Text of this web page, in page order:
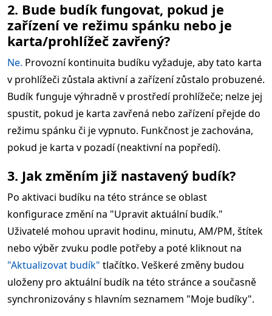
2. Bude budík fungovat, pokud je
zařízení ve režimu spánku nebo je
karta/prohlížeč zavřený?
Ne. Provozní kontinuita budíku vyžaduje, aby tato karta
v prohlížeči zůstala aktivní a zařízení zůstalo probuzené.
Budík funguje výhradně v prostředí prohlížeče; nelze jej
spustit, pokud je karta zavřená nebo zařízení přejde do
režimu spánku či je vypnuto. Funkčnost je zachována,
pokud je karta v pozadí (neaktivní na popředí).
3. Jak změním již nastavený budík?
Po aktivaci budíku na této stránce se oblast
konfigurace změní na "Upravit aktuální budík."
Uživatelé mohou upravit hodinu, minutu, AM/PM, štítek
nebo výběr zvuku podle potřeby a poté kliknout na
"Aktualizovat budík" tlačítko. Veškeré změny budou
uloženy pro aktuální budík na této stránce a současně
synchronizovány s hlavním seznamem "Moje budíky".